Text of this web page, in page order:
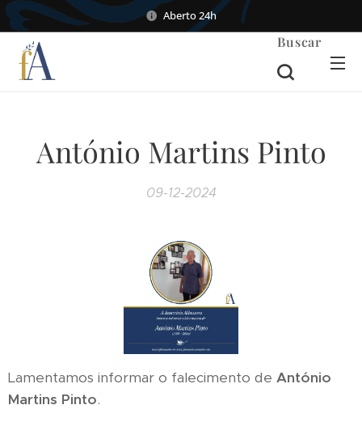
Aberto 24h
Buscar
António Martins Pinto
09-12-2024
Lamentamos informar o falecimento de António
Martins Pinto.